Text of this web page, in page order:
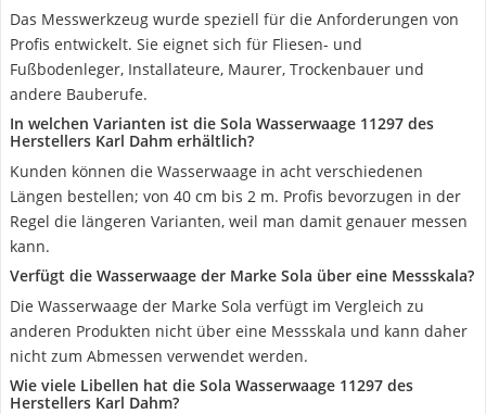
Das Messwerkzeug wurde speziell für die Anforderungen von
Profis entwickelt. Sie eignet sich für Fliesen- und
Fußbodenleger, Installateure, Maurer, Trockenbauer und
andere Bauberufe.
In welchen Varianten ist die Sola Wasserwaage 11297 des
Herstellers Karl Dahm erhältlich?
Kunden können die Wasserwaage in acht verschiedenen
Längen bestellen; von 40 cm bis 2 m. Profis bevorzugen in der
Regel die längeren Varianten, weil man damit genauer messen
kann.
Verfügt die Wasserwaage der Marke Sola über eine Messskala?
Die Wasserwaage der Marke Sola verfügt im Vergleich zu
anderen Produkten nicht über eine Messskala und kann daher
nicht zum Abmessen verwendet werden.
Wie viele Libellen hat die Sola Wasserwaage 11297 des
Herstellers Karl Dahm?